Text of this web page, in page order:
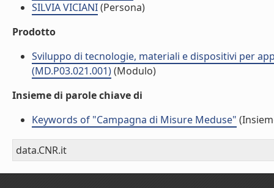
SILVIA VICIANI(Persona)
Prodotto
Sviluppo di tecnologie, materiali e dispositivi per
(MD.P03.021.001)(Modulo)
Insieme di parole chiave di
Keywords of "Campagna di Misure Meduse"
data.CNR.it